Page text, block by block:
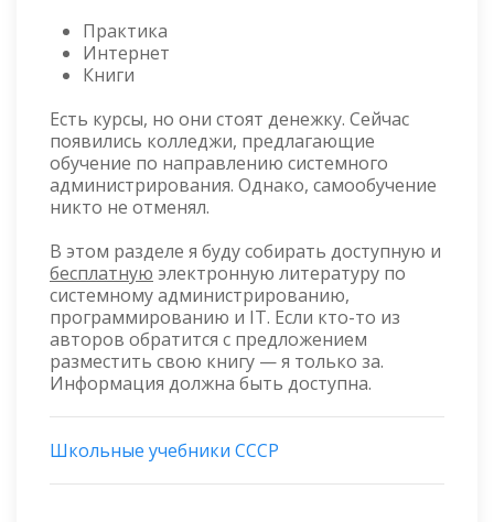
Практика
Интернет
Книги
Есть курсы, но они стоят денежку. Сейчас
появились колледжи, предлагающие
обучение по направлению системного
администрирования. Однако, самообучение
никто не отменял.
В этом разделе я буду собирать доступную и
бесплатную электронную литературу по
системному администрированию,
программированию и IT. Если кто-то из
авторов обратится с предложением
разместить свою книгу — я только за.
Информация должна быть доступна.
Школьные учебники СССР